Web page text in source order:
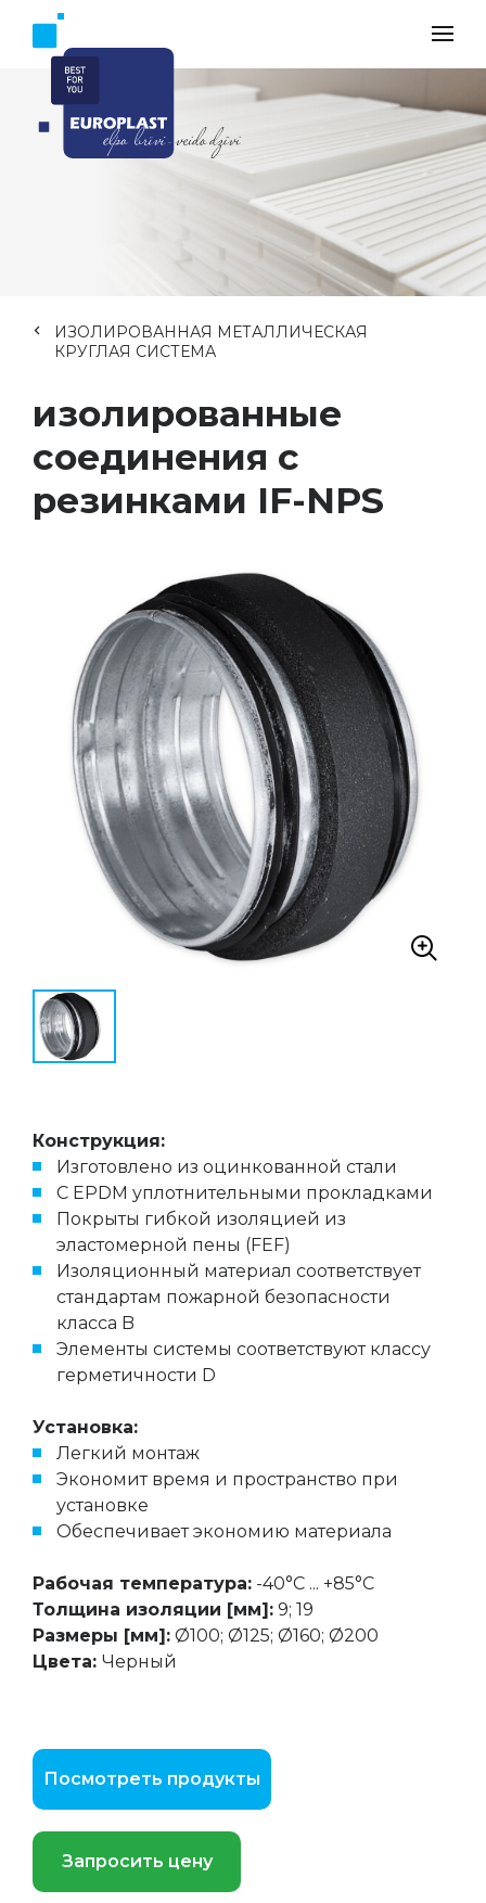
ИЗОЛИРОВАННАЯ МЕТАЛЛИЧЕСКАЯ
КРУГЛАЯ СИСТЕМА
изолированные
соединения с
резинками IF-NPS
Конструкция:
Изготовлено из оцинкованной стали
С EPDM уплотнительными прокладками
Покрыты гибкой изоляцией из
эластомерной пены (FEF)
Изоляционный материал соответствует
стандартам пожарной безопасности
класса B
Элементы системы соответствуют классу
герметичности D
Установка:
Легкий монтаж
Экономит время и пространство при
установке
Обеспечивает экономию материала
Рабочая температура: -40°C ... +85°C
Толщина изоляции [мм]: 9; 19
Размеры [мм]: Ø100; Ø125; Ø160; Ø200
Цвета: Черный
Посмотреть продукты
Запросить цену